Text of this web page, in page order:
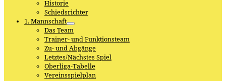
Historie
Schiedsrichter
1. Mannschaft
Das Team
Trainer- und Funktionsteam
Zu- und Abgänge
Letztes/Nächstes Spiel
Oberliga-Tabelle
Vereinsspielplan